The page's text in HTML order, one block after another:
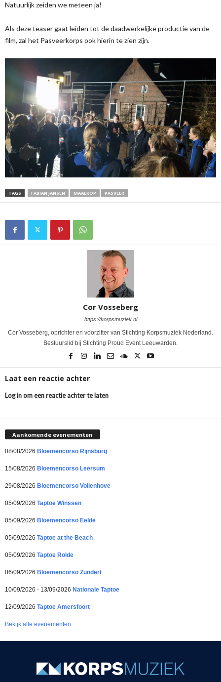
Natuurlijk zeiden we meteen ja!
Als deze teaser gaat leiden tot de daadwerkelijke productie van de
film, zal het Pasveerkorps ook hierin te zien zijn.
TAGS FABIAN JANSEN MAALKOP PASVEER
Cor Vosseberg
https://korpsmuziek.nl
Cor Vosseberg, oprichter en voorzitter van Stichting Korpsmuziek Nederland.
Bestuurslid bij Stichting Proud Event Leeuwarden.
Laat een reactie achter
Log in om een reactie achter te laten
Aankomende evenementen
08/08/2026 Bloemencorso Rijnsburg
15/08/2026 Bloemencorso Leersum
29/08/2026 Bloemencorso Vollenhove
05/09/2026 Taptoe Winssen
05/09/2026 Bloemencorso Eelde
05/09/2026 Taptoe at the Beach
05/09/2026 Taptoe Rolde
06/09/2026 Bloemencorso Zundert
10/09/2026 - 13/09/2026 Nationale Taptoe
12/09/2026 Taptoe Amersfoort
Bekijk alle evenementen